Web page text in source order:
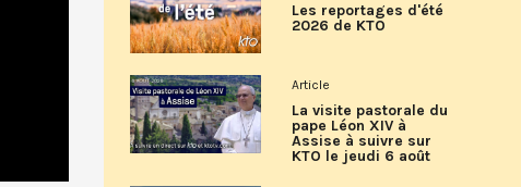
Les reportages d'été
2026 de KTO
Article
La visite pastorale du
pape Léon XIV à
Assise à suivre sur
KTO le jeudi 6 août